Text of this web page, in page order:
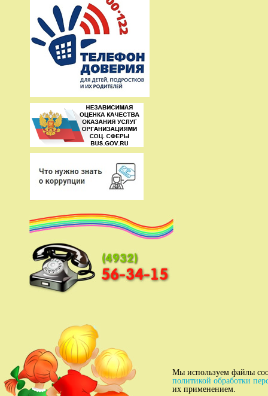
Мы используем файлы
политикой обработки
их применением.